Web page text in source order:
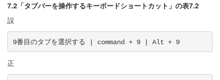
7.2「タブバーを操作するキーボードショートカット」の表7.2
誤
9番目のタブを選択する | command + 9 | Alt + 9
正